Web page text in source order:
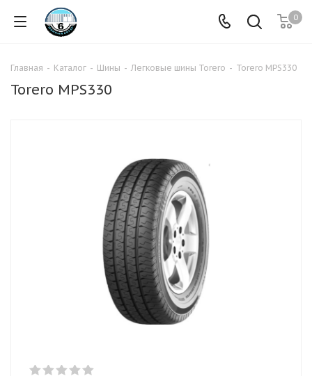
0
Главная - Каталог - Шины - Легковые шины Torero - Torero MPS330
Torero MPS330